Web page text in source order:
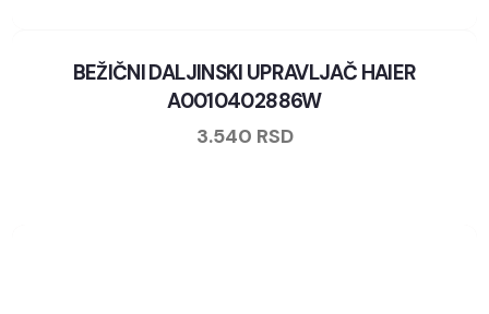
BEŽIČNI DALJINSKI UPRAVLJAČ HAIER
A0010402886W
3.540 RSD